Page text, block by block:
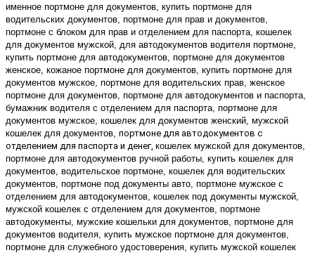
именное портмоне для документов, купить портмоне для
водительских документов, портмоне для прав и документов,
портмоне с блоком для прав и отделением для паспорта, кошелек
для документов мужской, для автодокументов водителя портмоне,
купить портмоне для автодокументов, портмоне для документов
женское, кожаное портмоне для документов, купить портмоне для
документов мужское, портмоне для водительских прав, женское
портмоне для документов, портмоне для автодокументов и паспорта,
бумажник водителя с отделением для паспорта, портмоне для
документов мужское, кошелек для документов женский, мужской
кошелек для документов, портмоне для автодокументов с
отделением для паспорта и денег, кошелек мужской для документов,
портмоне для автодокументов ручной работы, купить кошелек для
документов, водительское портмоне, кошелек для водительских
документов, портмоне под документы авто, портмоне мужское с
отделением для автодокументов, кошелек под документы мужской,
мужской кошелек с отделением для документов, портмоне
автодокументы, мужские кошельки для документов, портмоне для
документов водителя, купить мужское портмоне для документов,
портмоне для служебного удостоверения, купить мужской кошелек